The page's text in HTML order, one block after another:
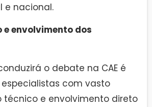
e nacional.
e envolvimento dos
o debate na CAE é
com vasto
técnico e envolvimento direto